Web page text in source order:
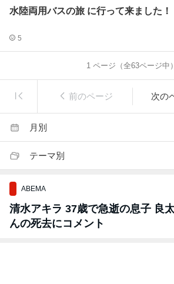
水陸両用バスの旅 に行って来ました！
5
1ページ（全63ページ中）
前のページ 次の
月別
テーマ別
ABEMA
清水アキラ 37歳で急逝の息子 良
んの死去にコメント